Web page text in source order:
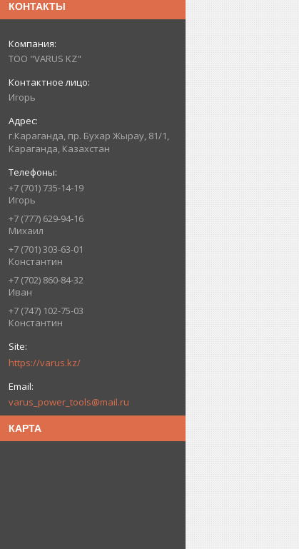
КОНТАКТЫ
ТОО "VARUS KZ"
Игорь
г.Караганда, пр. Бухар Жырау, 81/1,
Караганда, Казахстан
+7 (701) 735-14-19
Игорь
+7 (777) 629-94-16
Михаил
+7 (701) 303-63-01
Константин
+7 (702) 860-84-32
Иван
+7 (747) 102-75-03
Константин
https://varus.kz/
varus_power_tools@mail.ru
КАРТА